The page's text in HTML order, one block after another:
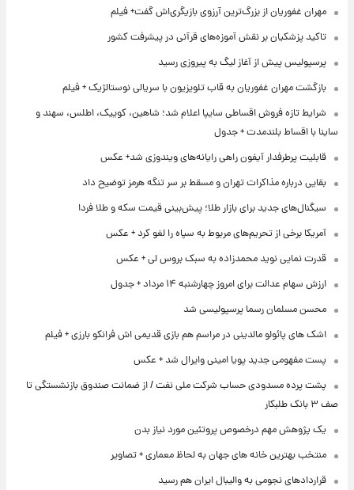
مهران غفوریان از بزرگ‌ترین آرزوی بازیگری‌اش گفت+ فیلم
تاکید پزشکیان بر نقش آموزه‌های قرآنی در پیشرفت کشور
پرسپولیس پیش از آغاز لیگ به پیروزی رسید
بازگشت مهران غفوریان به قاب تلویزیون با سریالی نوستالژیک + فیلم
شرایط تازه فروش اقساطی سایپا اعلام شد؛ شاهین، کوییک، اطلس، سهند و
ساینا با اقساط بلندمدت + جدول
قابلیت پرطرفدار آیفون راهی رایانه‌های ویندوزی شد+ عکس
بقایی درباره مذاکرات تهران و مسقط بر سر تنگه هرمز توضیح داد
سیگنال‌های جدید برای بازار طلا؛ پیش‌بینی قیمت سکه و طلا فردا
آمریکا برخی از تحریم‌های مربوط به سپاه را لغو کرد + عکس
قدرت نمایی نوید محمدزاده به سبک بروس لی + عکس
ارزش سهام عدالت برای امروز چهارشنبه ۱۴ مرداد + جدول
محسن مسلمان رسما پرسپولیسی شد
اشک های پائولو مالدینی در مراسم هم بازی قدیمی اش فرانکو بارزی + فیلم
پست مفهومی جدید پویا امینی وایرال شد + عکس
پشت پرده‌ مسدودی حساب شرکت ملی نفت / از ضمانت صندوق بازنشستگی تا
صف ۳ بانک طلبکار
یک پژوهش مهم درخصوص پروتئین مورد نیاز بدن
منتخب بهترین خانه های جهان به لحاظ معماری + تصاویر
قراردادهای نجومی به والیبال ایران هم رسید